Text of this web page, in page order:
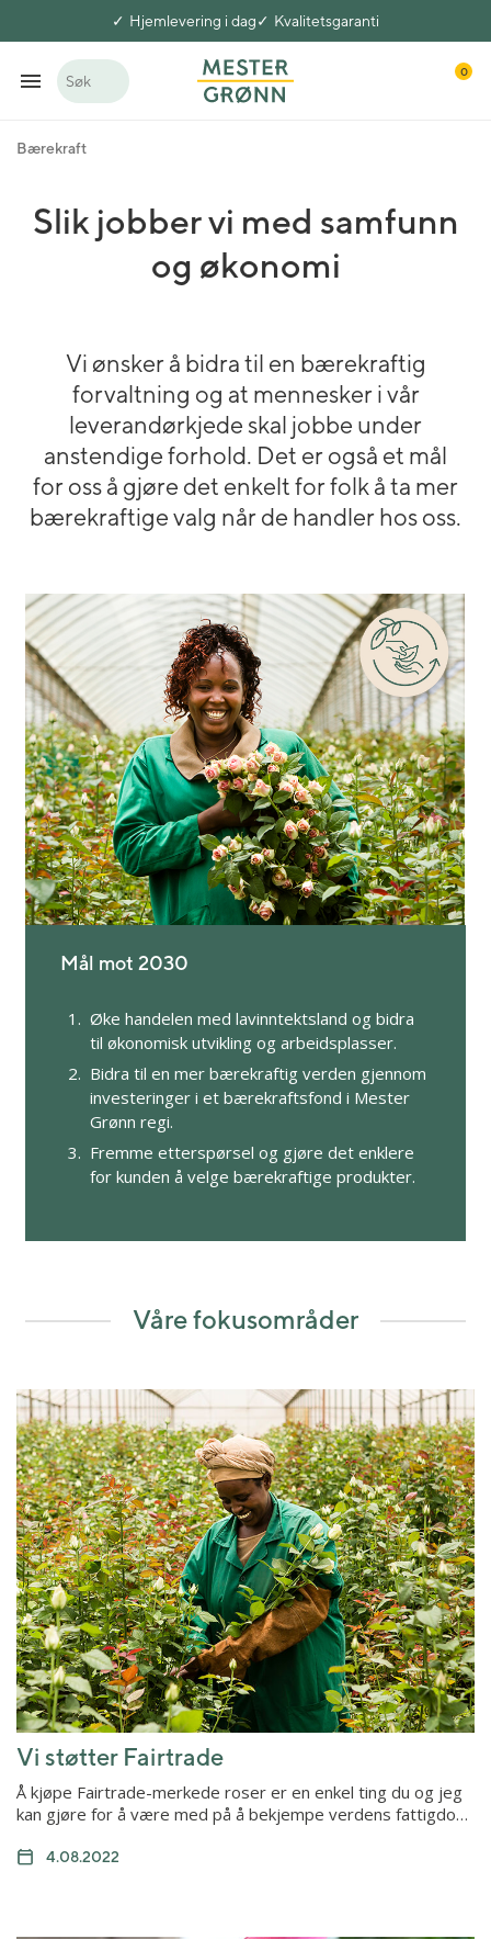
Hjemlevering i dag Kvalitetsgaranti
Søk
0
Bærekraft
Slik jobber vi med samfunn
og økonomi
Vi ønsker å bidra til en bærekraftig
forvaltning og at mennesker i vår
leverandørkjede skal jobbe under
anstendige forhold. Det er også et mål
for oss å gjøre det enkelt for folk å ta mer
bærekraftige valg når de handler hos oss.
Mål mot 2030
Øke handelen med lavinntektsland og bidra
til økonomisk utvikling og arbeidsplasser.
Bidra til en mer bærekraftig verden gjennom
investeringer i et bærekraftsfond i Mester
Grønn regi.
Fremme etterspørsel og gjøre det enklere
for kunden å velge bærekraftige produkter.
Våre fokusområder
Vi støtter Fairtrade
Å kjøpe Fairtrade-merkede roser er en enkel ting du og jeg
kan gjøre for å være med på å bekjempe verdens fattigdo…
4.08.2022